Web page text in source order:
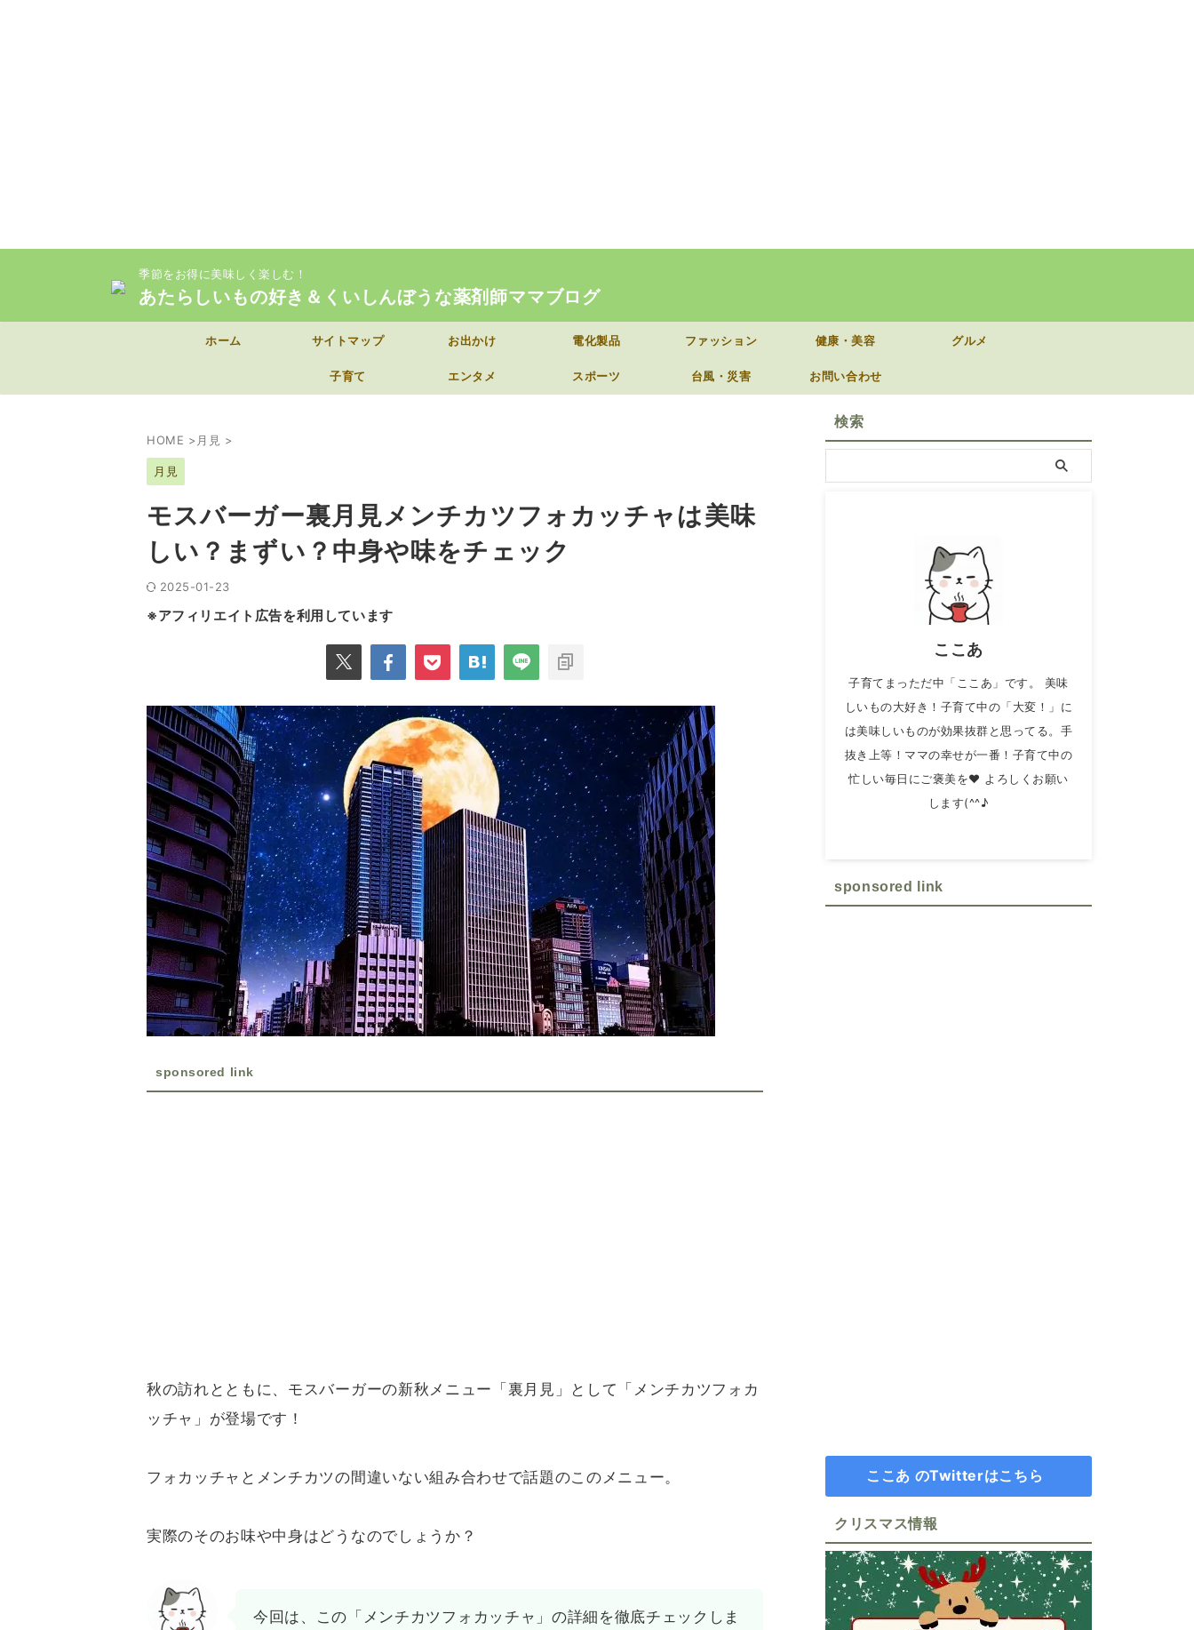
季節をお得に美味しく楽しむ！
あたらしいもの好き＆くいしんぼうな薬剤師ママブログ
ホーム サイトマップ お出かけ 電化製品 ファッション 健康・美容 グルメ
子育て エンタメ スポーツ 台風・災害 お問い合わせ
HOME > 月見 >
月見
モスバーガー裏月見メンチカツフォカッチャは美味
しい？まずい？中身や味をチェック
2025-01-23
※アフィリエイト広告を利用しています
sponsored link
秋の訪れとともに、モスバーガーの新秋メニュー「裏月見」として「メンチカツフォカ
ッチャ」が登場です！
フォカッチャとメンチカツの間違いない組み合わせで話題のこのメニュー。
実際のそのお味や中身はどうなのでしょうか？
今回は、この「メンチカツフォカッチャ」の詳細を徹底チェックしま
検索
ここあ
子育てまっただ中「ここあ」です。 美味
しいもの大好き！子育て中の「大変！」に
は美味しいものが効果抜群と思ってる。手
抜き上等！ママの幸せが一番！子育て中の
忙しい毎日にご褒美を❤ よろしくお願い
します(^^♪
sponsored link
ここあ のTwitterはこちら
クリスマス情報